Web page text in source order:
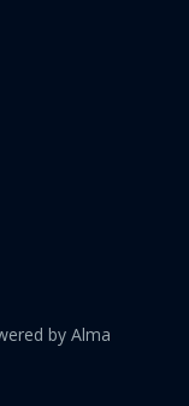
by Alma